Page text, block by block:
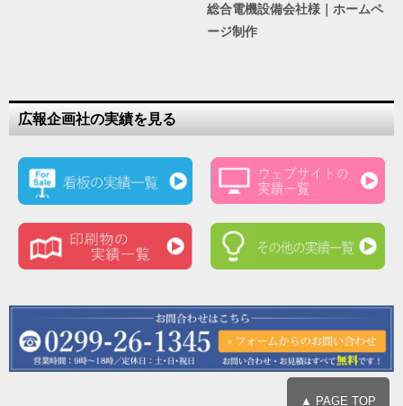
総合電機設備会社様｜ホームペ
ージ制作
広報企画社の実績を見る
▲ PAGE TOP